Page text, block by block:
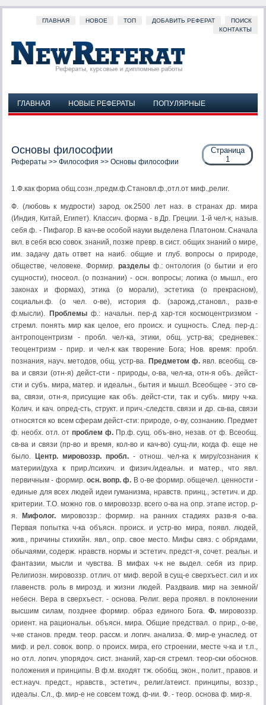
ГЛАВНАЯ НОВОЕ ТОП ДОБАВИТЬ РЕФЕРАТ
ПОИСК
КОНТАКТЫ
ГЛАВНАЯ НОВЫЕ РЕФЕРАТЫ
ПОПУЛЯРНЫЕ
Страница
1
Основы философии
Рефераты >> Философия >> Основы философии
1.Ф.как форма общ.созн.,предм.ф.Становл.ф.,отл.от миф.,религ.
Ф. (любовь к мудрости) зарод. ок.2500 лет наз. в странах др. мира
(Индия, Китай, Египет). Классич. форма - в Др. Греции. 1-й чел-к, назыв.
себя ф. - Пифагор. В кач-ве особой науки выделена Платоном. Сначала
вкл. в себя всю совок. знаний, позже превр. в сист. общих знаний о мире,
им. задачу дать ответ на наиб. общие и глуб. вопросы о природе,
обществе, человеке. Формир. разделыф.: онтология (о бытии и его
сущности), гносеол. (о познании) - осн. вопросы; логика (о мышл., его
законах и формах), этика (о морали), эстетика (о прекрасном),
социальн.ф. (о чел. о-ве), история ф. (зарожд.,становл., разв-е
ф.мысли).
Проблемыф.: начальн. пер-д хар-тся космоцентризмом -
стремл. понять мир как целое, его происх. и сущность. След. пер-д.:
антропоцентризм - пробл. чел-ка, этики, общ. устр-ва; средневек.:
теоцентризм - прир. и чел-к как творение Бога; Нов. время: пробл.
познания, науч. методов, общ. устр-ва. Предметом ф.явл. всеобщ. св-
ва и связи (отн-я) дейст-сти - природы, о-ва, чел-ка, отн-я объ. дейст-
сти и субъ. мира, матер. и идеальн., бытия и мышл. Всеобщее - это св-
ва, связи, отн-я, присущие как объ. дейст-сти, так и субъ. миру ч-ка.
Колич. и кач. опред-сть, структ. и прич.-следств. связи и др. св-ва, связи
относятся ко всем сферам дейст-сти: природе, о-ву, сознанию. Предмет
ф. необх. отл. от проблем ф.Пр.ф. сущ. объ-вно, незав. от ф. Всеобщ.
св-ва и связи (пр-во и время, кол-во и кач-во) сущ-ли, когда ф. еще не
было.
Центр. мировоззр. пробл. - отнош. чел-ка к миру/сознания к
материи/духа к прир./психич. и физич./идеальн. и матер., что явл.
первичным - формир. осн. вопр. ф. В о-ве формир. общечел. ценности -
единые для всех людей идеи гуманизма, нравств. принц., эстетич. и др.
критерии. Т.О. можно гов. о мировоззр. всего о-ва на опр. этапе истор. р-
я.
Мифолог. мировоззр.: формир. на ранних стадиях разв-я о-ва.
Первая попытка ч-ка объясн. происх. и устр-во мира, появл. людей,
жив., причины стихийн. явл., опр. свое место. Мифы связ. с обрядами,
обычаями, содерж. нравств. нормы и эстетич. предст-я, сочет. реальн. и
фантазии, мысли и чувства. В мифах ч-к не выдел. себя из прир.
Религиозн. мировоззр. отлич. от миф. верой в сущ-е сверхъест. сил и их
главенств. роль в мирозд. и жизни людей. Раздваив. мир на земной/
небесн. Вера в сверхъест. - основа. Религ. вера проявл. в поклонении
высшим силам, позднее формир. образ единого Бога. Ф. мировоззр.
ориент. на рациональн. объясн. мира. Общие предствал. о прир., о-ве,
ч-ке станов. предм. теор. рассм. и логич. анализа. Ф. мир-е унаслед. от
миф. и рел. совок. вопр. о происх. мира, его строении, месте ч-ка и т.п.,
но отл. логич. упорядоч. сист. знаний, хар-ся стремл. теор-ски обоснов.
положения и принципы. В ф.м. входят тж. обобщ. экон., полит., правов. и
ест.науч. предст., нравств., эстетич., религ./атеист. принципы, воззр.,
идеалы. Сл., ф. мир-е не совсем тожд. ф-ии. Ф. - теор. основа ф. мир-я.